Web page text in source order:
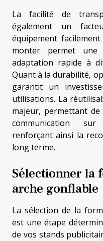
La facilité de
également un
équipement
monter permet
adaptation rapide à
Quant à la durabilité,
garantit un
utilisations. La
majeur, permettant
communication
renforçant ainsi la
long terme.
Sélectionner la
arche gonflable
La sélection de la
est une étape
de vos stands